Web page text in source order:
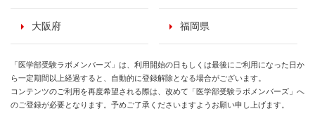
大阪府 福岡県
「医学部受験ラボメンバーズ」は、利用開始の日もしくは最後にご利用になった日か
ら一定期間以上経過すると、自動的に登録解除となる場合がございます。
コンテンツのご利用を再度希望される際は、改めて「医学部受験ラボメンバーズ」へ
のご登録が必要となります。予めご了承くださいますようお願い申し上げます。